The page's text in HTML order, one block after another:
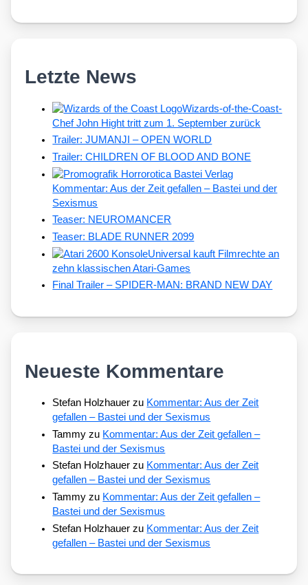
Letzte News
Wizards-of-the-Coast-
Chef John Hight tritt zum 1. September zurück
Trailer: JUMANJI – OPEN WORLD
Trailer: CHILDREN OF BLOOD AND BONE
Kommentar: Aus der Zeit gefallen – Bastei und der
Sexismus
Teaser: NEUROMANCER
Teaser: BLADE RUNNER 2099
Universal kauft Filmrechte an
zehn klassischen Atari-Games
Final Trailer – SPIDER-MAN: BRAND NEW DAY
Neueste Kommentare
Stefan Holzhauer zu Kommentar: Aus der Zeit
gefallen – Bastei und der Sexismus
Tammy zu Kommentar: Aus der Zeit gefallen –
Bastei und der Sexismus
Stefan Holzhauer zu Kommentar: Aus der Zeit
gefallen – Bastei und der Sexismus
Tammy zu Kommentar: Aus der Zeit gefallen –
Bastei und der Sexismus
Stefan Holzhauer zu Kommentar: Aus der Zeit
gefallen – Bastei und der Sexismus